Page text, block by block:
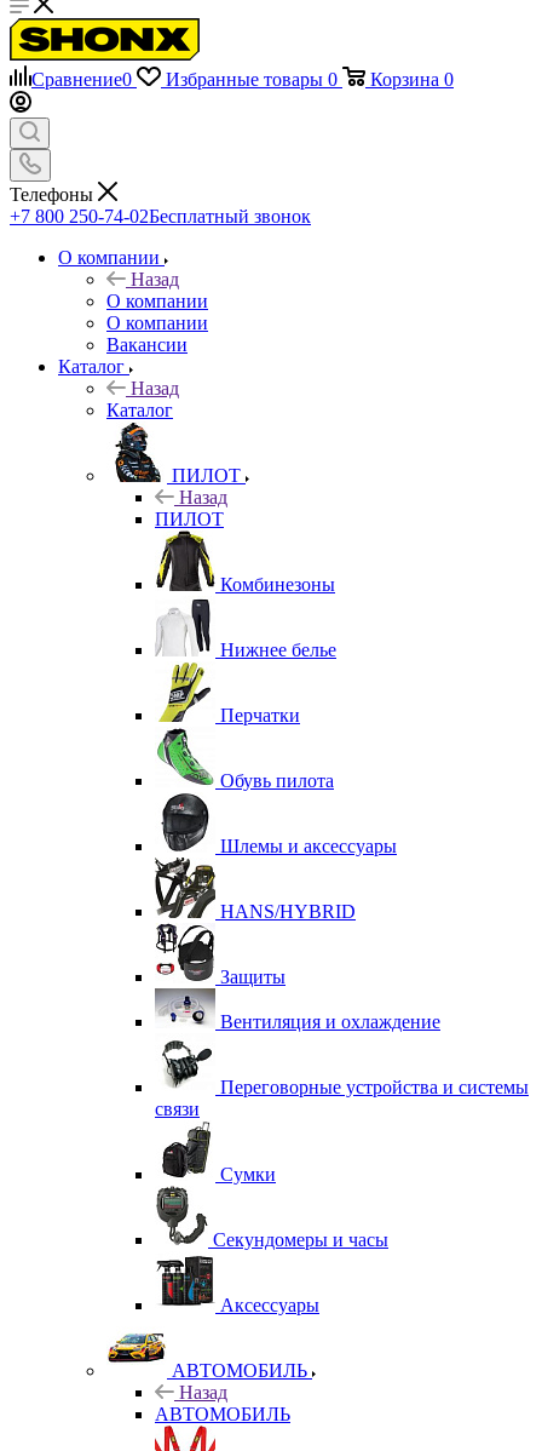
Сравнение0 Избранные товары 0 Корзина 0
Телефоны
+7 800 250-74-02Бесплатный звонок
О компании
Назад
О компании
О компании
Вакансии
Каталог
Назад
Каталог
ПИЛОТ
Назад
ПИЛОТ
Комбинезоны
Нижнее белье
Перчатки
Обувь пилота
Шлемы и аксессуары
HANS/HYBRID
Защиты
Вентиляция и охлаждение
Переговорные устройства и системы
связи
Сумки
Секундомеры и часы
Аксессуары
АВТОМОБИЛЬ
Назад
АВТОМОБИЛЬ